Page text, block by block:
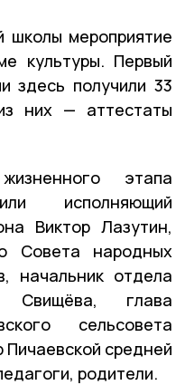
школы мероприятие
культуры. Первый
здесь получили 33
них — аттестаты
этапа
исполняющий
Виктор Лазутин,
Совета народных
начальник отдела
Свищёва, глава
сельсовета
Пичаевской средней
родители.